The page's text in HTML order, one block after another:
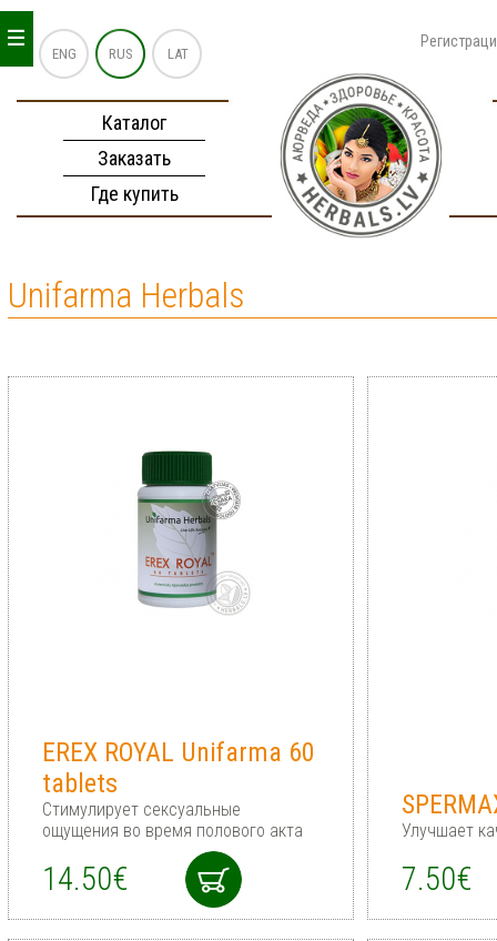
ENG RUS LAT
Каталог
Заказать
Где купить
_
_
_
Unifarma Herbals
EREX ROYAL Unifarma 60
tablets
Стимулирует сексуальные
ощущения во время полового акта
14.50€
Улучшает
7.50€